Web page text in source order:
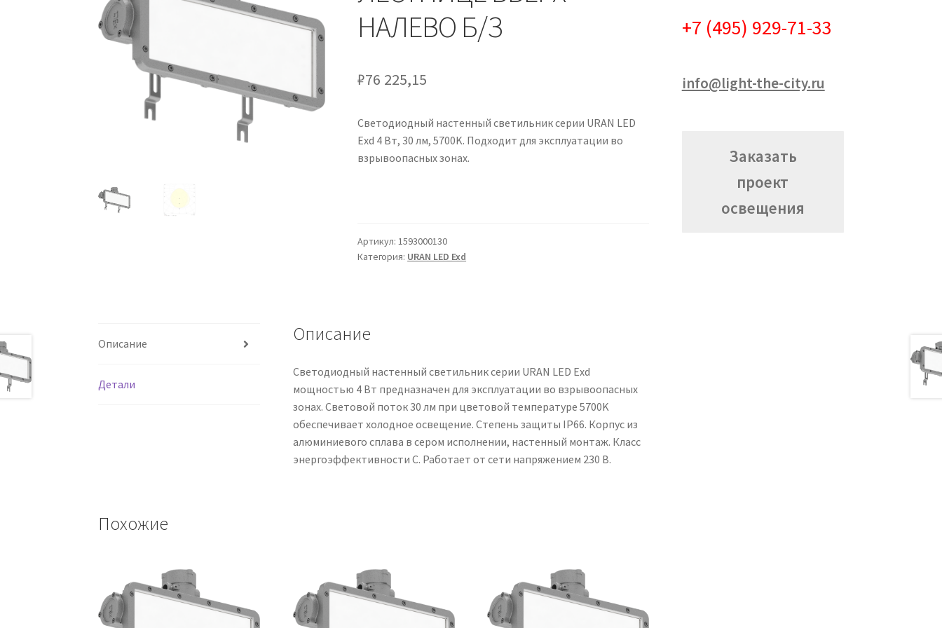
НАЛЕВО Б/З
₽76 225,15
Светодиодный настенный светильник серии URAN LED
Exd 4 Вт, 30 лм, 5700K. Подходит для эксплуатации во
взрывоопасных зонах.
Артикул:1593000130
Категория: URAN LED Exd
Описание
Детали
Описание
Светодиодный настенный светильник серии URAN LED Exd
мощностью 4 Вт предназначен для эксплуатации во взрывоопасных
зонах. Световой поток 30 лм при цветовой температуре 5700K
обеспечивает холодное освещение. Степень защиты IP66. Корпус из
алюминиевого сплава в сером исполнении, настенный монтаж. Класс
энергоэффективности C. Работает от сети напряжением 230 В.
Похожие
+7 (495) 929-71-33
info@light-the-city.ru
Заказать
проект
освещения